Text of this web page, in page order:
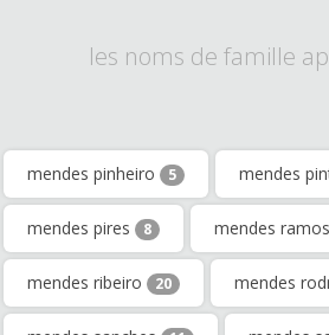
les noms de famille
mendes pinheiro 5 mendes
mendes pires 8 mendes ramos
mendes ribeiro 20 mendes